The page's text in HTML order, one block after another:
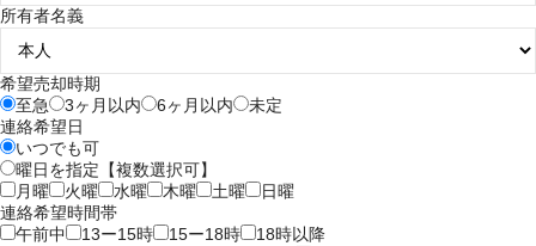
所有者名義
希望売却時期
至急
3ヶ月以内 6ヶ月以内
未定
連絡希望日
いつでも可
曜日を指定【複数選択可】
月曜
火曜 水曜 木曜 土曜
日曜
連絡希望時間帯
午前中
13ー15時 15ー18時
18時以降